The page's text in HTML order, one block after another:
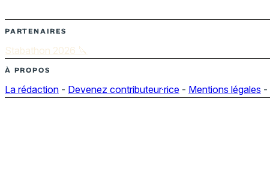
PARTENAIRES
Stabathon 2026 🔪
À PROPOS
La rédaction - Devenez contributeur·rice - Mentions légales -